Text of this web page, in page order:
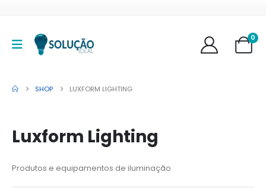
0
SHOP LUXFORM LIGHTING
Luxform Lighting
Produtos e equipamentos de iluminação